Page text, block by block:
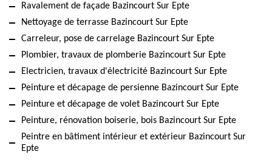
Ravalement de façade Bazincourt Sur Epte
Nettoyage de terrasse Bazincourt Sur Epte
Carreleur, pose de carrelage Bazincourt Sur Epte
Plombier, travaux de plomberie Bazincourt Sur Epte
Electricien, travaux d'électricité Bazincourt Sur Epte
Peinture et décapage de persienne Bazincourt Sur Epte
Peinture et décapage de volet Bazincourt Sur Epte
Peinture, rénovation boiserie, bois Bazincourt Sur Epte
Peintre en bâtiment intérieur et extérieur Bazincourt Sur
Epte